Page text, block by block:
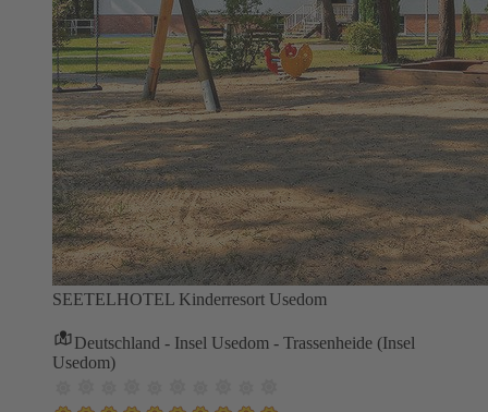
SEETELHOTEL Kinderresort Usedom
Deutschland - Insel Usedom - Trassenheide (Insel
Usedom)